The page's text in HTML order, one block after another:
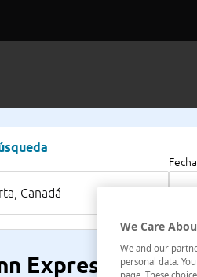
Express
We Care
We and our
personal data.